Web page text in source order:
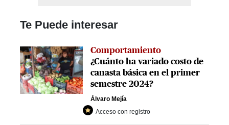
Te Puede interesar
Comportamiento
¿Cuánto ha variado costo de
canasta básica en el primer
semestre 2024?
Álvaro Mejía
Acceso con registro